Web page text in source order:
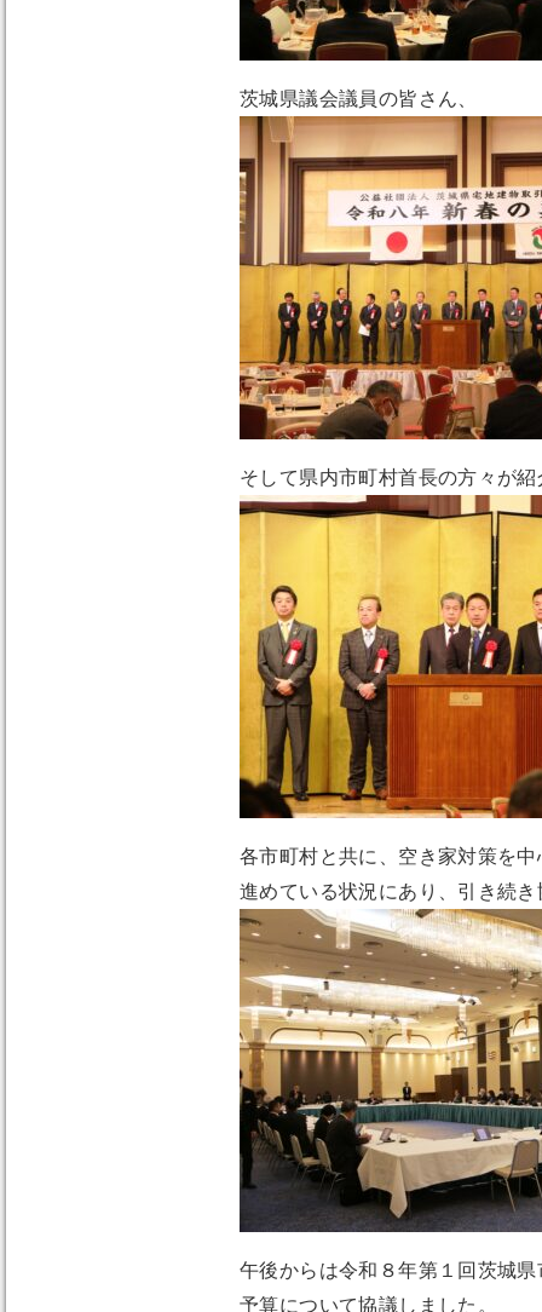
茨城県議会議員の皆さん、
そして県内市町村首長の方々が
各市町村と共に、空き家対策を
進めている状況にあり、引き続
午後からは令和８年第１回茨城
予算について協議しました。